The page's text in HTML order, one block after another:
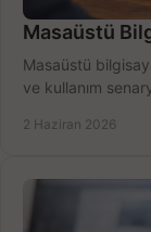
Masaüstü
Masaüstü
ve kullanım
2 Haziran 2026